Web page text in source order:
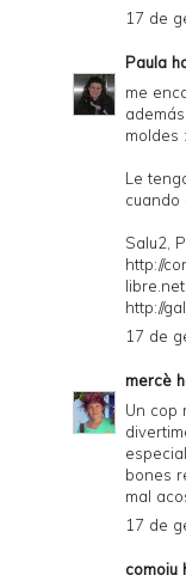
17 de
Paula
me
moldes
Le
cuando
Salu2,
http://
libre.net
http://
17 de
mercè
Un cop
bones
mal
17 de
comoju